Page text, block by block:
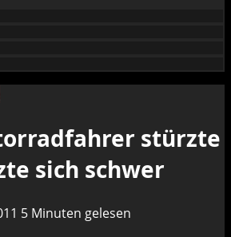
stürzte
sich schwer
5 Minuten gelesen